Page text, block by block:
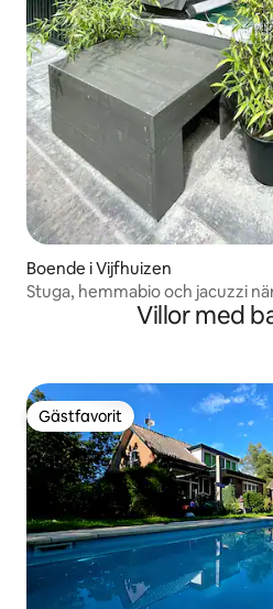
Boende i Vijfhuizen
Stuga, hemmabio och jacuzzi
Villor med
Gästfavorit
Gästfavorit